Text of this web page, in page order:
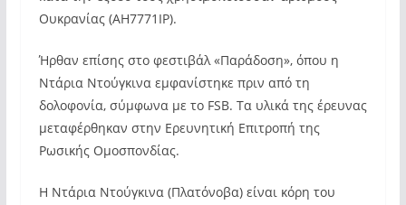
Ουκρανίας (AH7771IP).
Ήρθαν επίσης στο φεστιβάλ «Παράδοση», όπου η
Ντάρια Ντούγκινα εμφανίστηκε πριν από τη
δολοφονία, σύμφωνα με το FSB. Τα υλικά της έρευνας
μεταφέρθηκαν στην Ερευνητική Επιτροπή της
Ρωσικής Ομοσπονδίας.
Η Ντάρια Ντούγκινα (Πλατόνοβα) είναι κόρη του